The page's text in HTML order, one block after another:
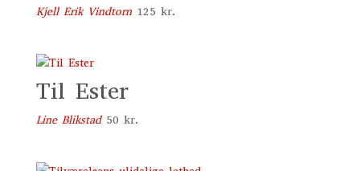
Kjell Erik Vindtorn 125 kr.
Til Ester
Line Blikstad 50 kr.